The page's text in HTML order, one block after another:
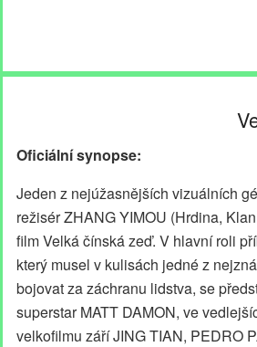
Oficiální synopse:
Jeden z nejúžasnějších vizuálních
režisér ZHANG YIMOU (Hrdina,
film Velká čínská zeď. V hlavní roli
který musel v kulisách jedné z
bojovat za záchranu lidstva, se
superstar MATT DAMON, ve
velkofilmu září JING TIAN, PEDRO